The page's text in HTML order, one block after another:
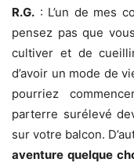
R.G. : L’un de mes
pensez pas que
cultiver et de
d’avoir un mode de
pourriez
parterre surélevé
sur votre balcon.
aventure quelque